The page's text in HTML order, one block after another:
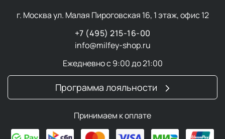
г. Москва ул. Малая Пироговская 16, 1 этаж, офис 12
+7 (495) 215-16-00
info@milfey-shop.ru
Ежедневно с 9:00 до 21:00
Программа лояльности
Принимаем к оплате